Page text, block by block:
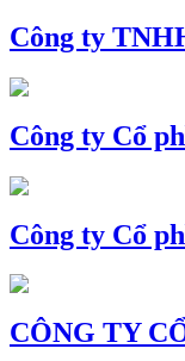
Công ty
Công ty Cổ
Công ty Cổ
CÔNG TY